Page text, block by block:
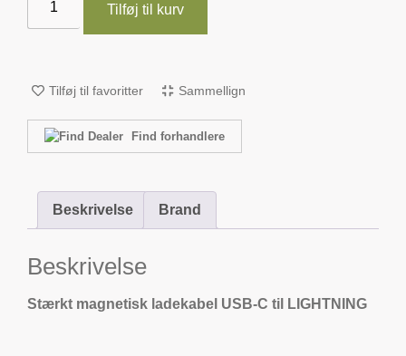
Tilføj til kurv
Tilføj til favoritter Sammellign
Find forhandlere
Beskrivelse Brand
Beskrivelse
Stærkt magnetisk ladekabel USB-C til LIGHTNING